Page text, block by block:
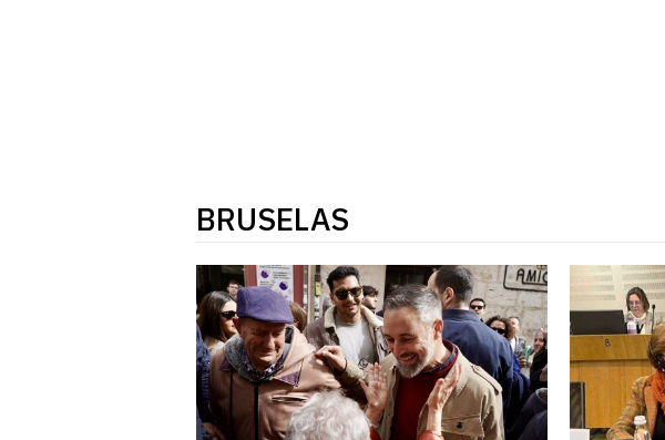
BRUSELAS